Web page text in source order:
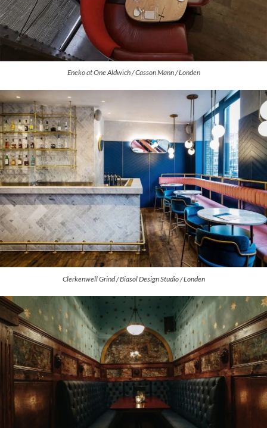
Eneko at One Aldwich / Casson Mann / Londen
Clerkenwell Grind / Biasol Design Studio / Londen